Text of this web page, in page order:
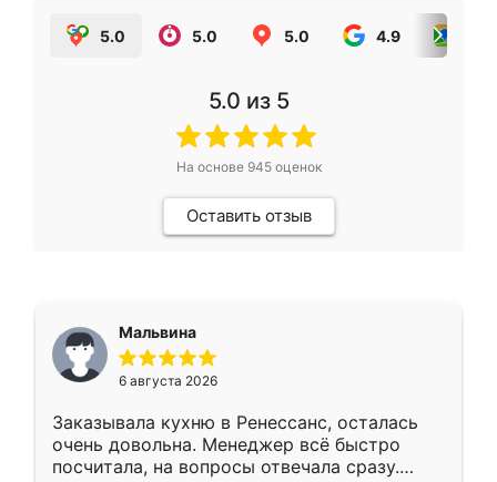
5.0 5.0 5.0 4.9
5.0 из 5
На основе 945оценок
Оставить отзыв
Мальвина
6 августа 2026
Заказывала кухню в Ренессанс, осталась
очень довольна. Менеджер всё быстро
посчитала, на вопросы отвечала сразу.